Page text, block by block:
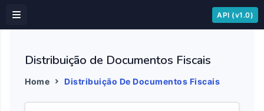
API (v1.0)
Distribuição de Documentos Fiscais
Home Distribuição De Documentos Fiscais